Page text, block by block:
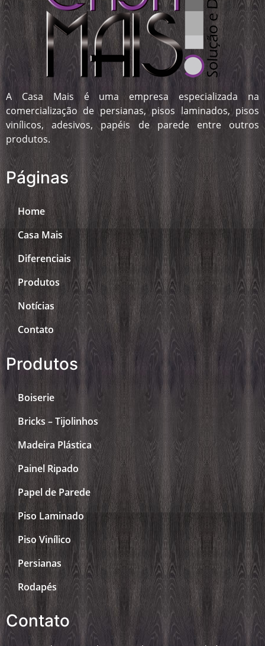
A Casa Mais é uma empresa especializada na
comercialização de persianas, pisos laminados, pisos
vinílicos, adesivos, papéis de parede entre outros
produtos.
Páginas
Home
Casa Mais
Diferenciais
Produtos
Notícias
Contato
Produtos
Boiserie
Bricks – Tijolinhos
Madeira Plástica
Painel Ripado
Papel de Parede
Piso Laminado
Piso Vinílico
Persianas
Rodapés
Contato